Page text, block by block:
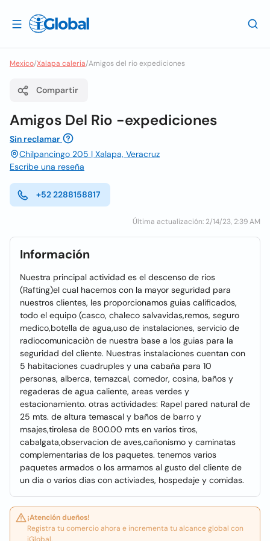
Mexico/Xalapa caleria/Amigos del rio expediciones
Compartir
Amigos Del Rio -expediciones
Sin reclamar
Chilpancingo 205 | Xalapa, Veracruz
Escribe una reseña
+52 2288158817
Última actualización: 2/14/23, 2:39 AM
Información
Nuestra principal actividad es el descenso de rios
(Rafting)el cual hacemos con la mayor seguridad para
nuestros clientes, les proporcionamos guias calificados,
todo el equipo (casco, chaleco salvavidas,remos, seguro
medico,botella de agua,uso de instalaciones, servicio de
radiocomunicaciòn de nuestra base a los guias para la
seguridad del cliente. Nuestras instalaciones cuentan con
5 habitaciones cuadruples y una cabaña para 10
personas, alberca, temazcal, comedor, cosina, baños y
regaderas de agua caliente, areas verdes y
estacionamiento. otras actividades: Rapel pared natural de
25 mts. de altura temascal y baños de barro y
msajes,tirolesa de 800.00 mts en varios tiros,
cabalgata,observacion de aves,cañonismo y caminatas
complementarias de los paquetes. tenemos varios
paquetes armados o los armamos al gusto del cliente de
un dia o varios dias con activiades, hospedaje y comidas.
¡Atención dueños!
Registra tu comercio ahora e incrementa tu alcance global con